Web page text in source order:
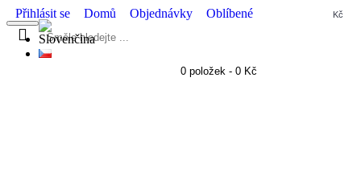
Kč
Přihlásit se Domů Objednávky Oblíbené
0 položek - 0 Kč